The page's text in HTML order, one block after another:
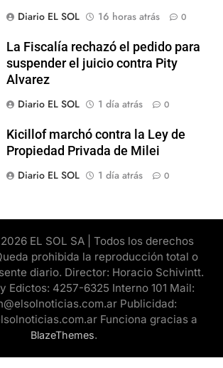
Diario EL SOL
16 horas atrás 0
La Fiscalía rechazó el pedido para
suspender el juicio contra Pity
Alvarez
Diario EL SOL
1 día atrás 0
Kicillof marchó contra la Ley de
Propiedad Privada de Milei
Diario EL SOL
1 día atrás 0
EL SOL SA | Todos los derechos
prohibida la reproducción total o
diario. Director: Horacio Schivintt.
Edictos: 4257-6325 Interno 101 Mail:
Publicidad:
Funciona gracias a
BlazeThemes.